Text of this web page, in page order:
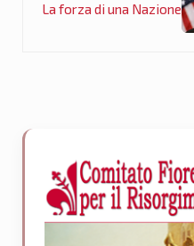
La forza di una Nazione
Sidebar